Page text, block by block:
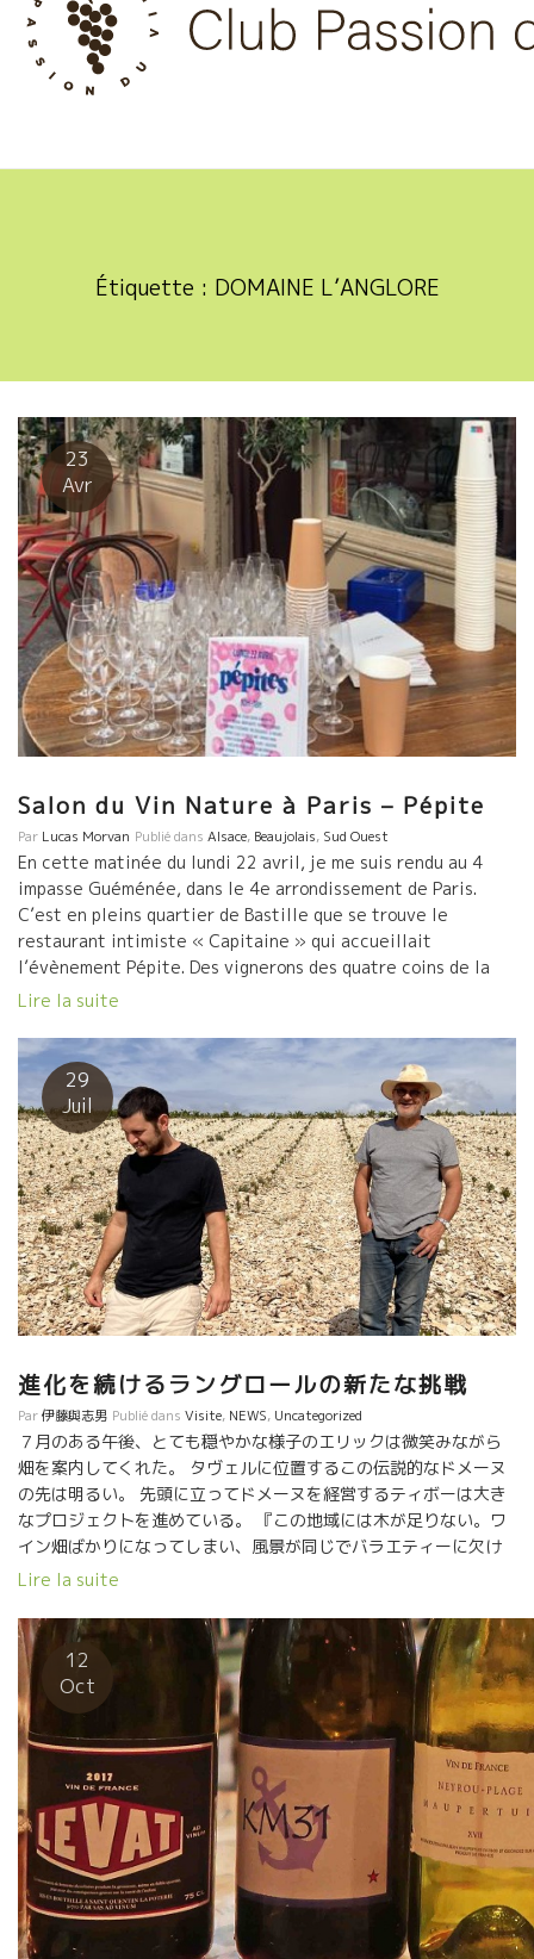
Skip
content
Étiquette : DOMAINE L’ANGLORE
23
Avr
Salon du Vin Nature à Paris – Pépite
Par Lucas Morvan Publié dans Alsace, Beaujolais, Sud Ouest
En cette matinée du lundi 22 avril, je me suis rendu au 4
impasse Guéménée, dans le 4e arrondissement de Paris.
C’est en pleins quartier de Bastille que se trouve le
restaurant intimiste « Capitaine » qui accueillait
l’évènement Pépite. Des vignerons des quatre coins de la
France se sont réunis pour partager un moment convivial
Lire la suite
29
Juil
進化を続けるラングロールの新たな挑戦
Par伊藤與志男 Publié dans Visite, NEWS, Uncategorized
７月のある午後、とても穏やかな様子のエリックは微笑みながら
畑を案内してくれた。 タヴェルに位置するこの伝説的なドメーヌ
の先は明るい。 先頭に立ってドメーヌを経営するティボーは大き
なプロジェクトを進めている。 『この地域には木が足りない。ワ
イン畑ばかりになってしまい、風景が同じでバラエティーに欠け
る。』とふと悲しそうに言った。 しかし、彼らは多様な生物が共
を実践していくことを決意した。 それは生態の多様性を活性化
し、畑から離れてしまっていた鳥や虫が戻ってくるように畑には
果物の木を植える。 また、二酸化炭素の排出を削減するため、ト
ラクターの使用をやめ、車の行き来を要する離れた区画は手放す
予定である。 環境保全のために何かを犠牲にしなければならない
こともあるが、全ての人が環境保全に取り組まなければならな
い、とピフェリン家は考えている。 もちろん生産者として美味し
いワインを造ることが職であるが、彼らの目標はそれをはるかに
超える偉大なものである。 自然を尊重し、生態の多様性を復活さ
せることを決意して、新たな進化への挑戦が始まっていた。 三代
目の誕生もあり、ラングロール醸造は明るいニュースで溢れてい
た。 Par Enzo
Lire la suite
12
Oct